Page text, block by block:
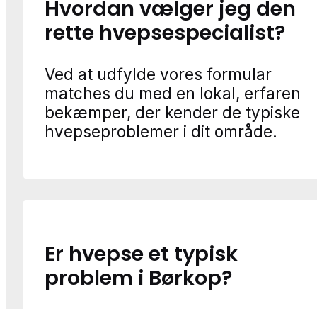
Hvordan vælger jeg den
rette hvepsespecialist?
Ved at udfylde vores formular
matches du med en lokal, erfaren
bekæmper, der kender de typiske
hvepseproblemer i dit område.
Er hvepse et typisk
problem i Børkop?